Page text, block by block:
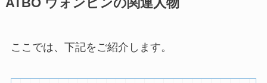
ここでは、下記をご紹介します。